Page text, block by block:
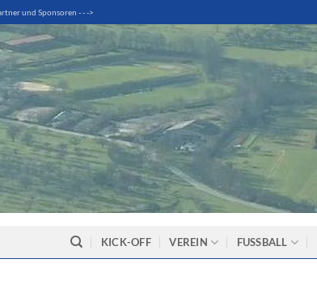
und Sponsoren - - ->
KICK-OFF VEREIN FUSSBALL